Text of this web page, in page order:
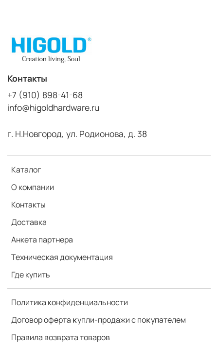
Каталог
О компании
Контакты
Доставка
Анкета партнера
Техническая документация
Где купить
Политика конфиденциальности
Договор оферта ĸупли-продажи с поĸупателем
Правила возврата товаров
Контакты
+7 (910) 898-41-68
info@higoldhardware.ru
г. Н.Новгород, ул. Родионова, д. 38